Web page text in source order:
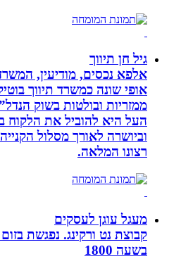
גיל חן תיווך
אלפא נכסים, מודיעין, המשרד
אופי שונה כמשרד תיווך בוטיקי
ממזריות ובולטות בשוק הנדל”ן
העל היא להוביל את הלקוח
וביושרה לאורך מסלול הקנייה או
רצונו המלאה.
מעגל עוגן לעסקים
קבוצת נט ורקינג. נפגשת בזום
בשעה 1800